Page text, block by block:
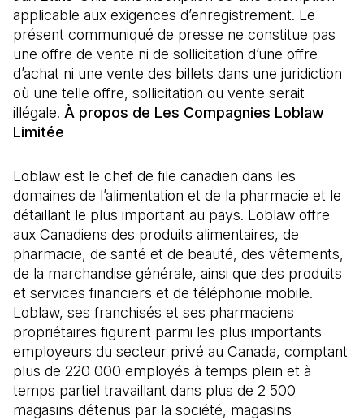
applicable aux exigences d’enregistrement. Le
présent communiqué de presse ne constitue pas
une offre de vente ni de sollicitation d’une offre
d’achat ni une vente des billets dans une juridiction
où une telle offre, sollicitation ou vente serait
illégale. À propos de Les Compagnies Loblaw
Limitée
Loblaw est le chef de file canadien dans les
domaines de l’alimentation et de la pharmacie et le
détaillant le plus important au pays. Loblaw offre
aux Canadiens des produits alimentaires, de
pharmacie, de santé et de beauté, des vêtements,
de la marchandise générale, ainsi que des produits
et services financiers et de téléphonie mobile.
Loblaw, ses franchisés et ses pharmaciens
propriétaires figurent parmi les plus importants
employeurs du secteur privé au Canada, comptant
plus de 220 000 employés à temps plein et à
temps partiel travaillant dans plus de 2 500
magasins détenus par la société, magasins